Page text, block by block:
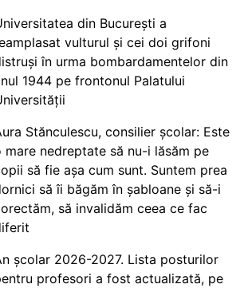
din București a
vulturul și cei doi grifoni
în urma bombardamentelor din
1944 pe frontonul Palatului
Stănculescu, consilier școlar: Este
mare nedreptate să nu-i lăsăm pe
să fie așa cum sunt. Suntem prea
să îi băgăm în șabloane și să-i
să invalidăm ceea ce fac
școlar 2026-2027. Lista posturilor
profesori a fost actualizată, pe